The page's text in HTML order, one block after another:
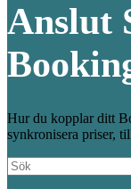
Anslut
Hur du kopplar ditt
synkronisera priser,